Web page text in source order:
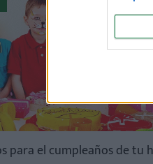
para el cumpleaños de tu